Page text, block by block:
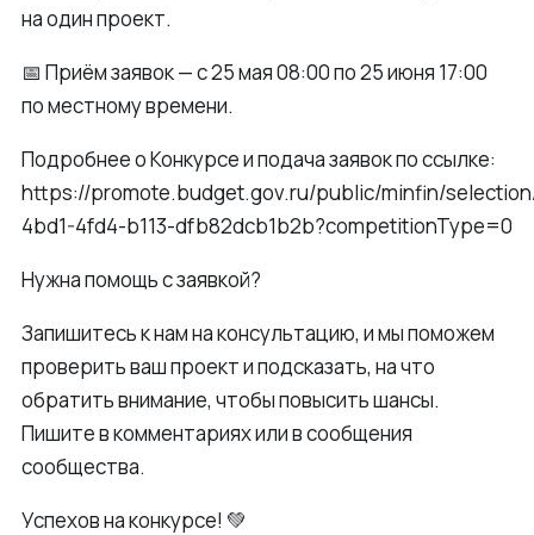
на один проект.
📅 Приём заявок — с 25 мая 08:00 по 25 июня 17:00
по местному времени.
Подробнее о Конкурсе и подача заявок по ссылке:
https://promote.budget.gov.ru/public/minfin/
4bd1-4fd4-b113-dfb82dcb1b2b?competitionType=0
Нужна помощь с заявкой?
Запишитесь к нам на консультацию, и мы поможем
проверить ваш проект и подсказать, на что
обратить внимание, чтобы повысить шансы.
Пишите в комментариях или в сообщения
сообщества.
Успехов на конкурсе! 💚